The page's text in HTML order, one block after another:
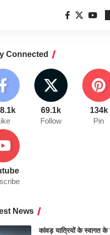
Connected
Like
69.1k
Follow
134k
Pin
News
कांवड़ यात्रियों के स्वागत के